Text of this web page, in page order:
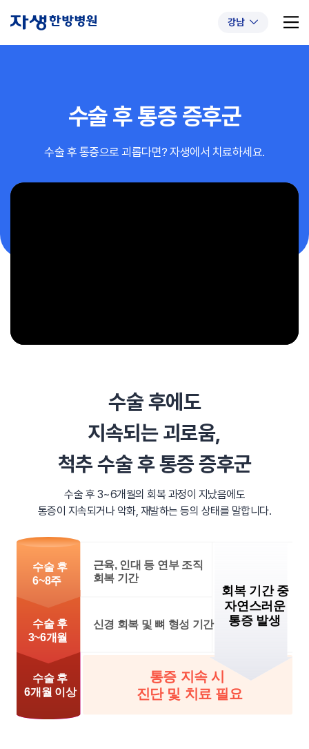
강남
#초음파약침 #척추압박골절
#교통사고후유증 #허리디스크 #목디스크
수술 후 통증 증후군
수술 후 통증으로 괴롭다면? 자생에서 치료하세요.
수술 후에도
지속되는 괴로움,
척추 수술 후 통증 증후군
수술 후 3~6개월의 회복 과정이 지났음에도
통증이 지속되거나 악화, 재발하는 등의 상태를 말합니다.